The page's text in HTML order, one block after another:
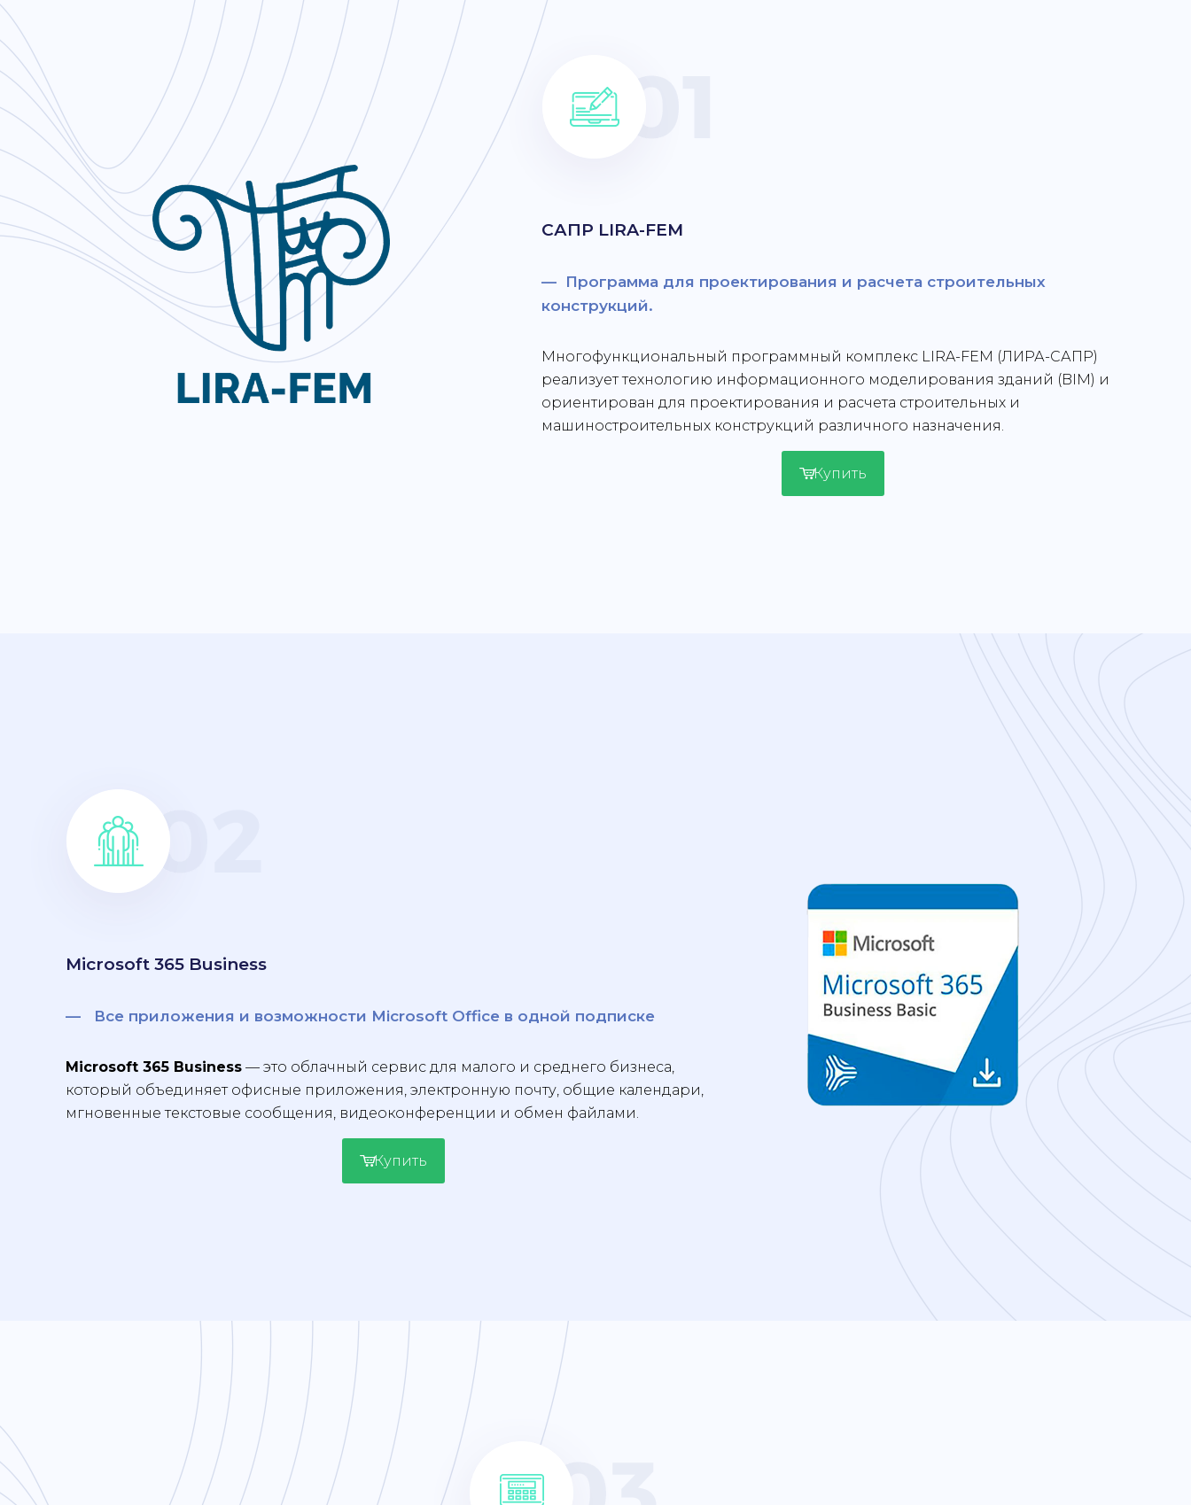
САПР LIRA-FEM
— Программа для проектирования и расчета строительных
конструкций.
Многофункциональный программный комплекс LIRA-FEM (ЛИРА-САПР)
реализует технологию информационного моделирования зданий (BIM) и
ориентирован для проектирования и расчета строительных и
машиностроительных конструкций различного назначения.
Купить
Microsoft 365 Business
— Все приложения и возможности Microsoft Office в одной подписке
Microsoft 365 Business — это облачный сервис для малого и среднего бизнеса,
который объединяет офисные приложения, электронную почту, общие календари,
мгновенные текстовые сообщения, видеоконференции и обмен файлами.
Купить